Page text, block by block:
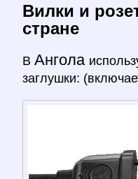
Вилки и
стране
В Ангола
заглушки: